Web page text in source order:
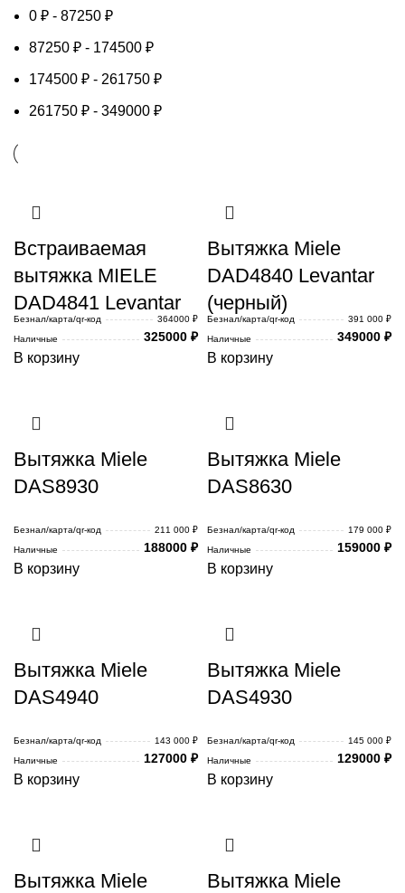
0 ₽ - 87250 ₽
87250 ₽ - 174500 ₽
174500 ₽ - 261750 ₽
261750 ₽ - 349000 ₽
Встраиваемая
вытяжка MIELE
DAD4841 Levantar
Безнал/карта/qr-код
364000 ₽
Наличные
325000 ₽
В корзину
Вытяжка Miele
DAD4840 Levantar
(черный)
Безнал/карта/qr-код
391 000 ₽
Наличные
349000 ₽
В корзину
Вытяжка Miele
DAS8930
Безнал/карта/qr-код
211 000 ₽
Наличные
188000 ₽
В корзину
Вытяжка Miele
DAS8630
Безнал/карта/qr-код
179 000 ₽
Наличные
159000 ₽
В корзину
Вытяжка Miele
DAS4940
Безнал/карта/qr-код
143 000 ₽
Наличные
127000 ₽
В корзину
Вытяжка Miele
DAS4930
Безнал/карта/qr-код
145 000 ₽
Наличные
129000 ₽
В корзину
Вытяжка Miele
Вытяжка Miele